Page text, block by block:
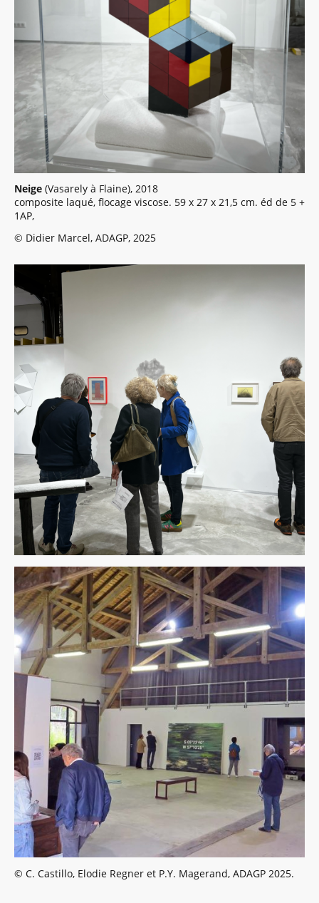
Neige (Vasarely à Flaine), 2018
composite laqué, flocage viscose. 59 x 27 x 21,5 cm. éd de 5 +
1AP,
© Didier Marcel, ADAGP, 2025
© C. Castillo, Elodie Regner et P.Y. Magerand, ADAGP 2025.